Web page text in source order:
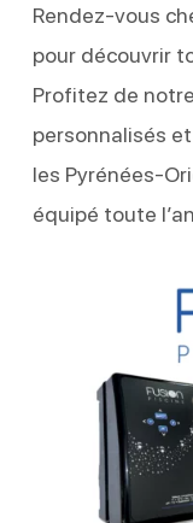
Rendez-vous
pour découvrir
Profitez de
personnalisés
les Pyrénées-
équipé toute